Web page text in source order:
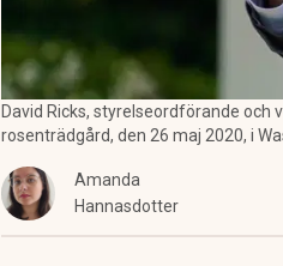
David Ricks, styrelseordförande och
rosenträdgård, den 26 maj 2020, i
Amanda
Hannasdotter